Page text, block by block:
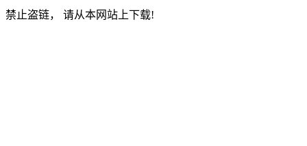
禁止盗链， 请从本网站上下载!